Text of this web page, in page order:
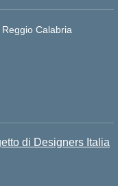
Calabria
di Designers Italia